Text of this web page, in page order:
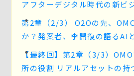
アフターデジタル時代の新ビ
第2章（2/3） O2Oの先、
か？発案者、李開復の語るAI
【最終回】第2章（3/3）
所の役割 リアルアセットの持